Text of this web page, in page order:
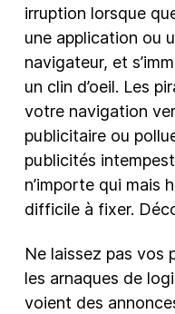
irruption lorsque
une application ou
navigateur, et
un clin d’oeil. Les
votre navigation
publicitaire ou
publicités
n’importe qui mais
difficile à fixer.
Ne laissez pas vos
les arnaques de
voient des